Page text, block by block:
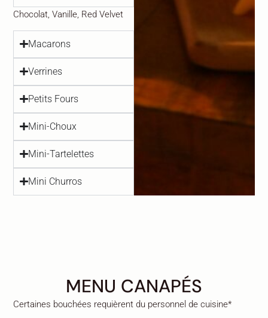
Chocolat, Vanille, Red Velvet
Macarons
Verrines
Petits Fours
Mini-Choux
Mini-Tartelettes
Mini Churros
MENU CANAPÉS
Certaines bouchées requièrent du personnel de cuisine*